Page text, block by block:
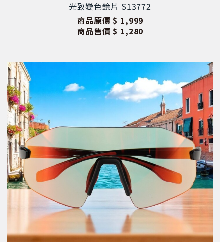
光致變色鏡片 S13772
商品原價 $ 1,999
商品售價 $ 1,280